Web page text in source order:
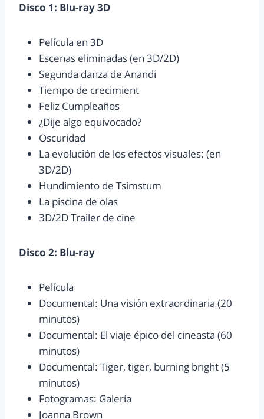
Disco 1: Blu-ray 3D
Película en 3D
Escenas eliminadas (en 3D/2D)
Segunda danza de Anandi
Tiempo de crecimient
Feliz Cumpleaños
¿Dije algo equivocado?
Oscuridad
La evolución de los efectos visuales: (en
3D/2D)
Hundimiento de Tsimstum
La piscina de olas
3D/2D Trailer de cine
Disco 2: Blu-ray
Película
Documental: Una visión extraordinaria (20
minutos)
Documental: El viaje épico del cineasta (60
minutos)
Documental: Tiger, tiger, burning bright (5
minutos)
Fotogramas: Galería
Joanna Brown